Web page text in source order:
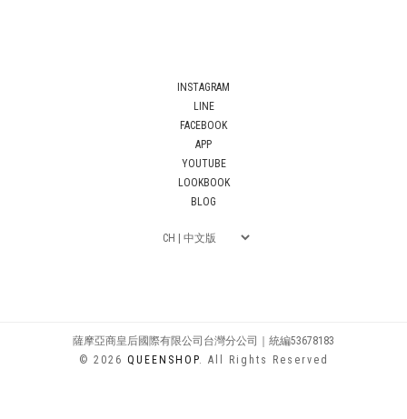
INSTAGRAM
LINE
FACEBOOK
APP
YOUTUBE
LOOKBOOK
BLOG
薩摩亞商皇后國際有限公司台灣分公司｜統編53678183
© 2026 QUEENSHOP. All Rights Reserved